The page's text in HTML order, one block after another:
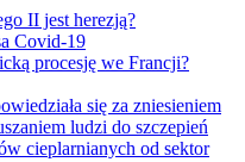
II jest herezją?
Covid-19
procesję we Francji?
się za zniesieniem
ludzi do szczepień
cieplarnianych od sektor